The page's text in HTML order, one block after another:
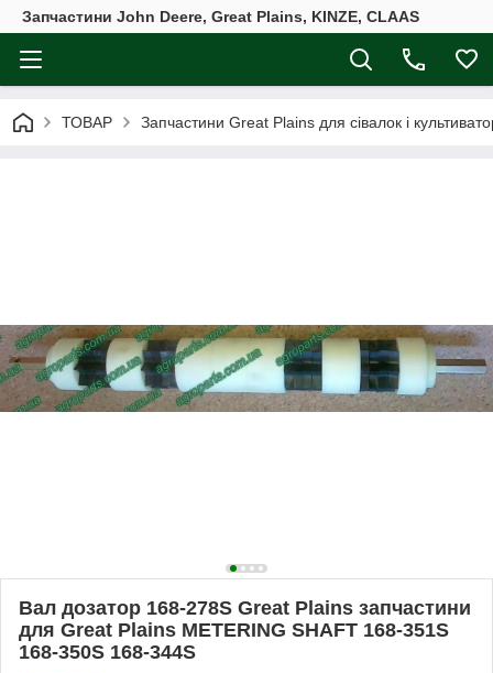
Запчастини John Deere, Great Plains, KINZE, CLAAS
ТОВАР Запчастини Great Plains для сівалок і
Вал дозатор 168-278S Great Plains запчастини
для Great Plains METERING SHAFT 168-351S
168-350S 168-344S